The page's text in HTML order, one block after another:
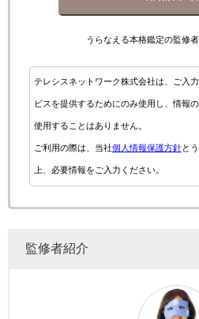
うらなえる本格鑑定の監修
テレシスネットワーク株式会社は、ご入
ビスを提供するためにのみ使用し、情報
使用することはありません。
ご利用の際は、当社個人情報保護方針と
上、必要情報をご入力ください。
監修者紹介